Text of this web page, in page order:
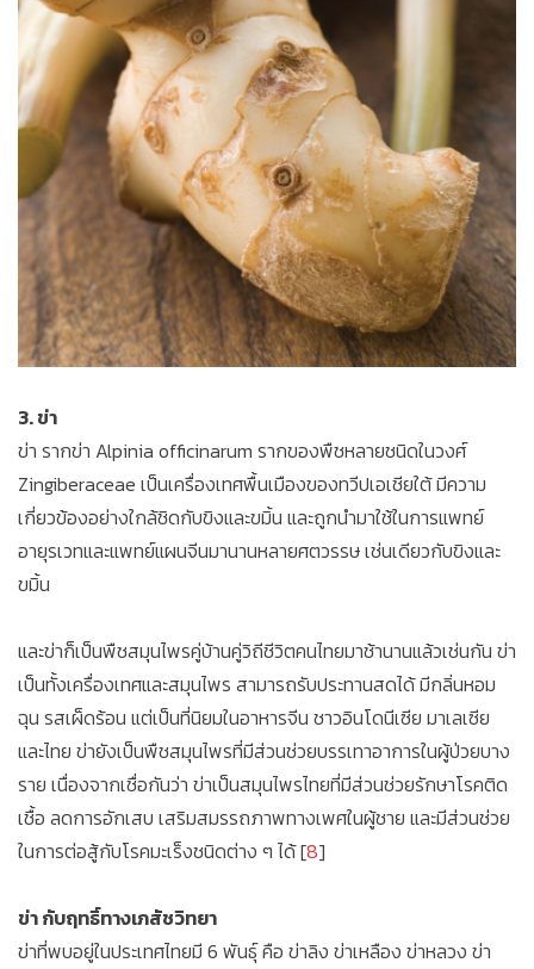
3. ข่า
ข่า รากข่า Alpinia officinarum รากของพืชหลายชนิดในวงศ์
Zingiberaceae เป็นเครื่องเทศพื้นเมืองของทวีปเอเชียใต้ มีความ
เกี่ยวข้องอย่างใกล้ชิดกับขิงและขมิ้น และถูกนำมาใช้ในการแพทย์
อายุรเวทและแพทย์แผนจีนมานานหลายศตวรรษ เช่นเดียวกับขิงและ
ขมิ้น
และข่าก็เป็นพืชสมุนไพรคู่บ้านคู่วิถีชีวิตคนไทยมาช้านานแล้วเช่นกัน ข่า
เป็นทั้งเครื่องเทศและสมุนไพร สามารถรับประทานสดได้ มีกลิ่นหอม
ฉุน รสเผ็ดร้อน แต่เป็นที่นิยมในอาหารจีน ชาวอินโดนีเซีย มาเลเซีย
และไทย ข่ายังเป็นพืชสมุนไพรที่มีส่วนช่วยบรรเทาอาการในผู้ป่วยบาง
ราย เนื่องจากเชื่อกันว่า ข่าเป็นสมุนไพรไทยที่มีส่วนช่วยรักษาโรคติด
เชื้อ ลดการอักเสบ เสริมสมรรถภาพทางเพศในผู้ชาย และมีส่วนช่วย
ในการต่อสู้กับโรคมะเร็งชนิดต่าง ๆ ได้ [8]
ข่า กับฤทธิ์ทางเภสัชวิทยา
ข่าที่พบอยู่ในประเทศไทยมี 6 พันธุ์ คือ ข่าลิง ข่าเหลือง ข่าหลวง ข่า